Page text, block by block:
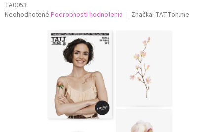
TA0053
Priemerné
Neohodnotené Podrobnosti hodnotenia Značka: TATTon.me